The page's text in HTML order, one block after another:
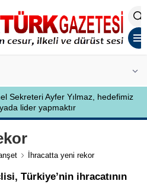
Sekreteri Ayfer Yılmaz, hedefimiz
lider yapmaktır
İhracatta yeni rekor
Türkiye’nin ihracatının